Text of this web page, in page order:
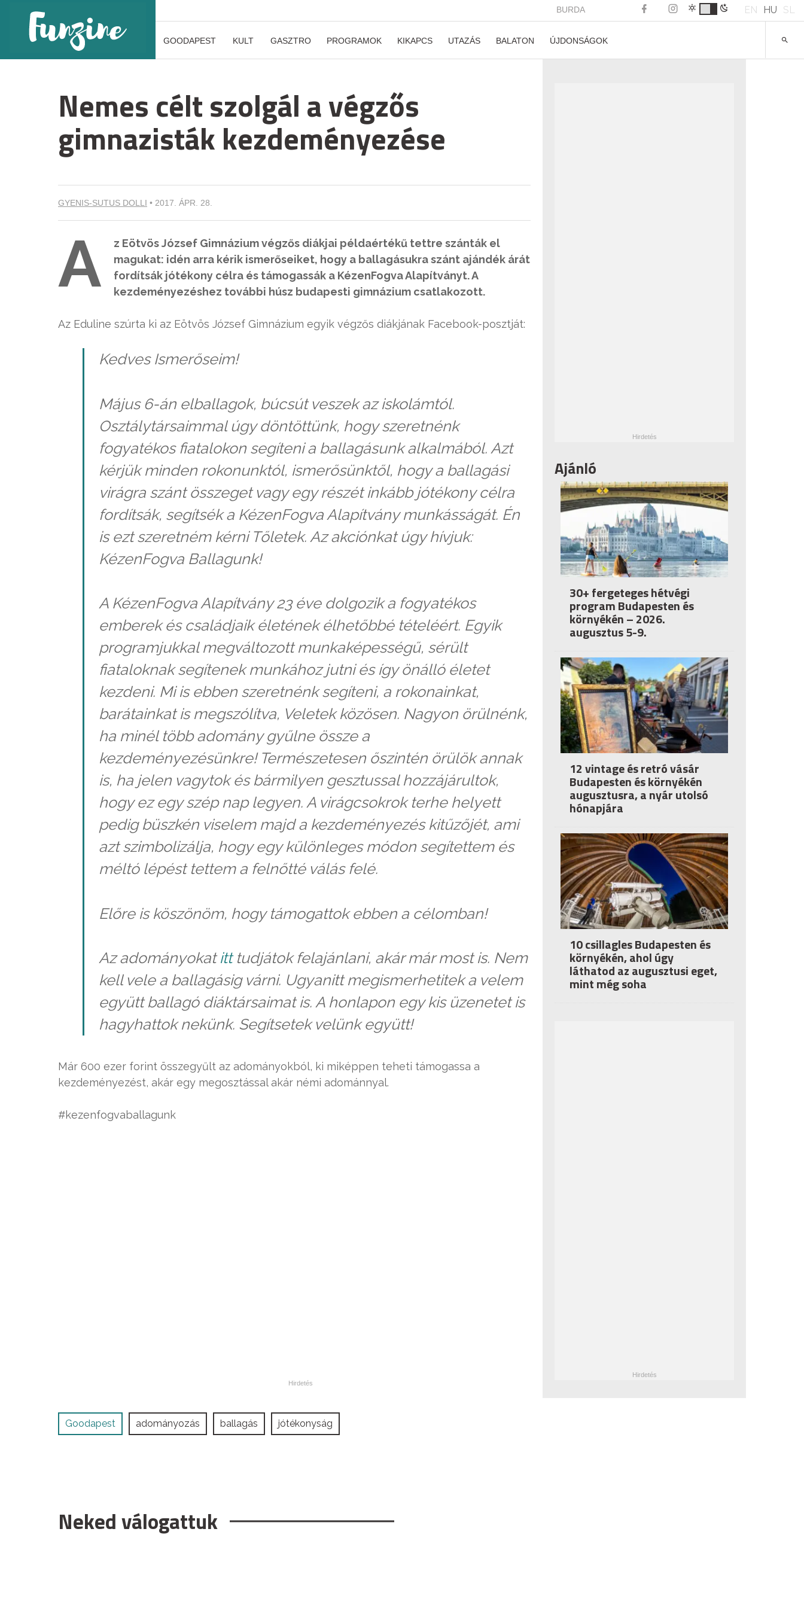
BURDA EN HU SL
GOODAPEST KULT GASZTRO PROGRAMOK KIKAPCS UTAZÁS BALATON ÚJDONSÁGOK
Nemes célt szolgál a végzős
gimnazisták kezdeményezése
GYENIS-SUTUS DOLLI • 2017. ÁPR. 28.
A
z Eötvös József Gimnázium végzős diákjai példaértékű tettre szánták el
magukat: idén arra kérik ismerőseiket, hogy a ballagásukra szánt ajándék árát
fordítsák jótékony célra és támogassák a KézenFogva Alapítványt. A
kezdeményezéshez további húsz budapesti gimnázium csatlakozott.
Az Eduline szúrta ki az Eötvös József Gimnázium egyik végzős diákjának Facebook-posztját:
Kedves Ismerőseim!
Május 6-án elballagok, búcsút veszek az iskolámtól.
Osztálytársaimmal úgy döntöttünk, hogy szeretnénk
fogyatékos fiatalokon segíteni a ballagásunk alkalmából. Azt
kérjük minden rokonunktól, ismerősünktől, hogy a ballagási
virágra szánt összeget vagy egy részét inkább jótékony célra
fordítsák, segítsék a KézenFogva Alapítvány munkásságát. Én
is ezt szeretném kérni Tőletek. Az akciónkat úgy hívjuk:
KézenFogva Ballagunk!
A KézenFogva Alapítvány 23 éve dolgozik a fogyatékos
emberek és családjaik életének élhetőbbé tételéért. Egyik
programjukkal megváltozott munkaképességű, sérült
fiataloknak segítenek munkához jutni és így önálló életet
kezdeni. Mi is ebben szeretnénk segíteni, a rokonainkat,
barátainkat is megszólítva, Veletek közösen. Nagyon örülnénk,
ha minél több adomány gyűlne össze a
kezdeményezésünkre! Természetesen őszintén örülök annak
is, ha jelen vagytok és bármilyen gesztussal hozzájárultok,
hogy ez egy szép nap legyen. A virágcsokrok terhe helyett
pedig büszkén viselem majd a kezdeményezés kitűzőjét, ami
azt szimbolizálja, hogy egy különleges módon segítettem és
méltó lépést tettem a felnőtté válás felé.
Előre is köszönöm, hogy támogattok ebben a célomban!
Az adományokatitt tudjátok felajánlani, akár már most is. Nem
kell vele a ballagásig várni. Ugyanitt megismerhetitek a velem
együtt ballagó diáktársaimat is. A honlapon egy kis üzenetet is
hagyhattok nekünk. Segítsetek velünk együtt!
Már 600 ezer forint összegyűlt az adományokból, ki miképpen teheti támogassa a
kezdeményezést, akár egy megosztással akár némi adománnyal.
#kezenfogvaballagunk
Goodapest adományozás ballagás jótékonyság
Neked válogattuk
Ajánló
30+ fergeteges hétvégi
program Budapesten és
környékén – 2026.
augusztus 5-9.
12 vintage és retró vásár
Budapesten és környékén
augusztusra, a nyár utolsó
hónapjára
10 csillagles Budapesten és
környékén, ahol úgy
láthatod az augusztusi eget,
mint még soha